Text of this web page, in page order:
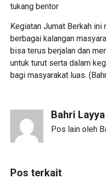
tukang bentor
Kegiatan Jumat Berkah
berbagai kalangan
bisa terus berjalan dan
untuk turut serta dalam
bagi masyarakat luas.
Bahri Layya
Pos lain oleh
Pos terkait